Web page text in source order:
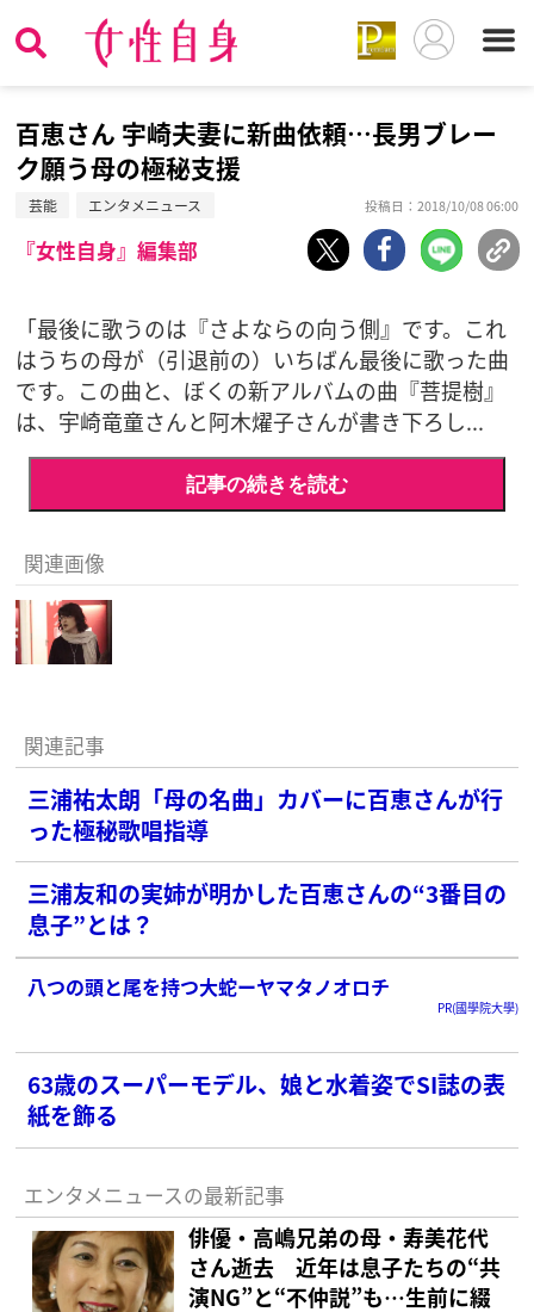
百恵さん 宇崎夫妻に新曲依頼…長男ブレー
ク願う母の極秘支援
芸能 エンタメニュース 投稿日：2018/10/08 06:00
『女性自身』編集部
「最後に歌うのは『さよならの向う側』です。これ
はうちの母が（引退前の）いちばん最後に歌った曲
です。この曲と、ぼくの新アルバムの曲『菩提樹』
は、宇崎竜童さんと阿木燿子さんが書き下ろし...
記事の続きを読む
関連画像
関連記事
三浦祐太朗「母の名曲」カバーに百恵さんが行
った極秘歌唱指導
三浦友和の実姉が明かした百恵さんの“3番目の
息子”とは？
八つの頭と尾を持つ大蛇ーヤマタノオロチ
PR(國學院大學)
63歳のスーパーモデル、娘と水着姿でSI誌の表
紙を飾る
エンタメニュースの最新記事
俳優・高嶋兄弟の母・寿美花代
さん逝去 近年は息子たちの“共
演NG”と“不仲説”も…生前に綴